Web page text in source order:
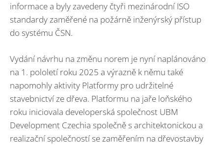
informace a byly zavedeny čtyři mezinárodní ISO
standardy zaměřené na požárně inženýrský přístup
do systému ČSN.
Vydání návrhu na změnu norem je nyní naplánováno
na 1. pololetí roku 2025 a výrazně k němu také
napomohly aktivity Platformy pro udržitelné
stavebnictví ze dřeva. Platformu na jaře loňského
roku iniciovala developerská společnost UBM
Development Czechia společně s architektonickou a
realizační společností se zaměřením na dřevostavby